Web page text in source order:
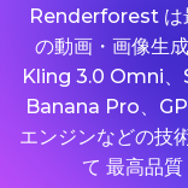
Renderforest は
の動画・画像生
Kling 3.0 Omni
Banana Pro、
エンジンなどの技
て 最高品質